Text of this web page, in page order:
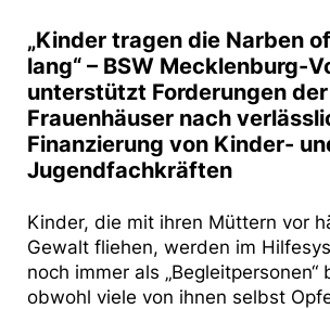
„Kinder tragen die Narben
lang“ – BSW Mecklenburg-
unterstützt Forderungen der
Frauenhäuser nach
Finanzierung von Kinder-
Jugendfachkräften
Kinder, die mit ihren Müttern vor
Gewalt fliehen, werden im
noch immer als „Begleitpersonen“
obwohl viele von ihnen selbst